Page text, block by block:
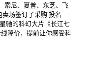
索尼、夏普、东芝、飞
场签订了采购‘投名
驰的科幻大片《长江七
降价，提前让你感受科